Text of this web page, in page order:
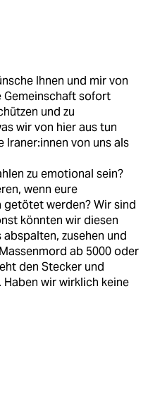
Ihnen und mir von
Gemeinschaft sofort
und zu
wir von hier aus tun
Iraner:innen von uns als
zu emotional sein?
wenn eure
getötet werden? Wir sind
könnten wir diesen
zusehen und
ab 5000 oder
den Stecker und
wir wirklich keine